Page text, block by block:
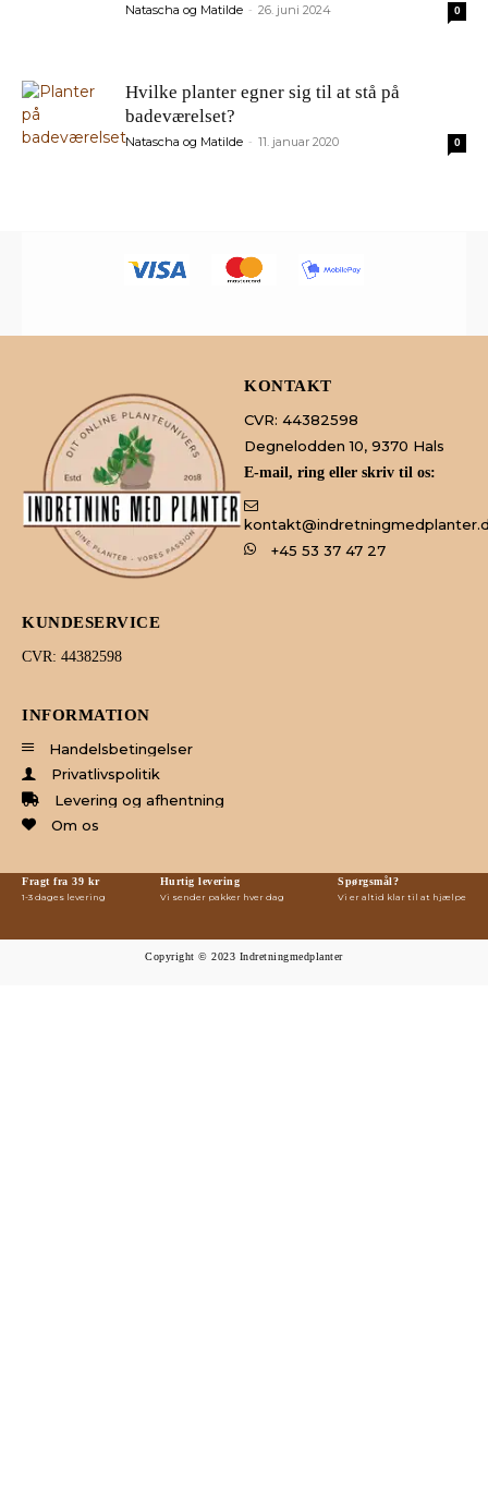
Natascha og Matilde - 26. juni 2024 0
Hvilke planter egner sig til at stå på
badeværelset?
Natascha og Matilde - 11. januar 2020 0
KONTAKT
CVR: 44382598
Degnelodden 10, 9370 Hals
E-mail, ring eller skriv til os:
+45 53 37 47 27
KUNDESERVICE
CVR: 44382598
INFORMATION
Handelsbetingelser
Privatlivspolitik
Levering og afhentning
Om os
Fragt fra 39 kr
1-3 dages levering
Hurtig levering
Vi sender pakker hver dag
Spørgsmål?
Vi er altid klar til at hjælpe
Copyright © 2023 Indretningmedplanter